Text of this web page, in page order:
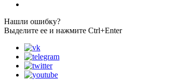
Нашли ошибку?
Выделите ее и нажмите Ctrl+Enter